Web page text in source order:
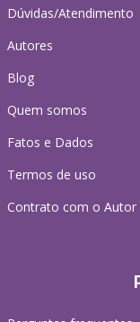
Dúvidas/Atendimento
Autores
Blog
Quem somos
Fatos e Dados
Termos de uso
Contrato com o Autor